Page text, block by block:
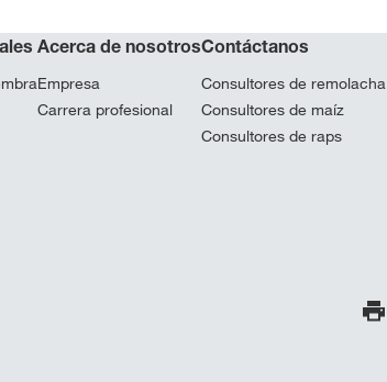
Acerca de nosotros
Empresa
Carrera profesional
Contáctanos
Consultores de remolacha
Consultores de maíz
Consultores de raps